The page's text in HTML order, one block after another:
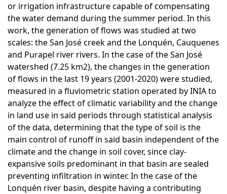
or irrigation infrastructure capable of compensating
the water demand during the summer period. In this
work, the generation of flows was studied at two
scales: the San José creek and the Lonquén, Cauquenes
and Purapel river rivers. In the case of the San José
watershed (7.25 km2), the changes in the generation
of flows in the last 19 years (2001-2020) were studied,
measured in a fluviometric station operated by INIA to
analyze the effect of climatic variability and the change
in land use in said periods through statistical analysis
of the data, determining that the type of soil is the
main control of runoff in said basin independent of the
climate and the change in soil cover, since clay-
expansive soils predominant in that basin are sealed
preventing infiltration in winter. In the case of the
Lonquén river basin, despite having a contributing